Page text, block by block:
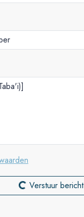
Verstuur bericht